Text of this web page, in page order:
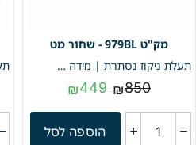
979BL - שחור מט
תעלת ניקוז נסתרת | מידה 9/79 | דגם "LINEA" | שחור מט | מק"ט 979BL
₪850
₪449
הוספה לסל